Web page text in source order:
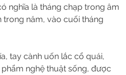
nghĩa là tháng chạp trong âm
trong năm, vào cuối tháng
tay cành uốn lắc cổ quái,
nghệ thuật sống, được